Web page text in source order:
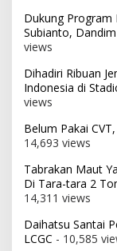
Dukung Program
Subianto,
views
Dihadiri Ribuan
Indonesia di
views
Belum Pakai
14,693 views
Tabrakan Maut
Di Tara-tara 2
14,311 views
Daihatsu Santai
LCGC - 10,585